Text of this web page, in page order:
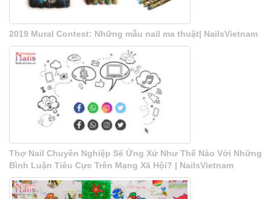
2019 Mural Contest: Những mẫu nail ma thuật| NailsVietnam
Thợ Nail Chuyên Nghiệp Sẽ Ứng Xử Như Thế Nào Với Những
Bình Luận Tiêu Cực Trên Mạng Xã Hội? | NailsVietnam